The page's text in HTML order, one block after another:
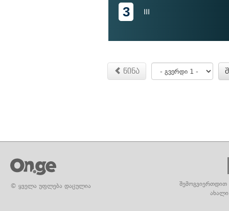
3 III
წინა
© ყველა უფლება დაცულია
შემოგვიერთდით
ახალი